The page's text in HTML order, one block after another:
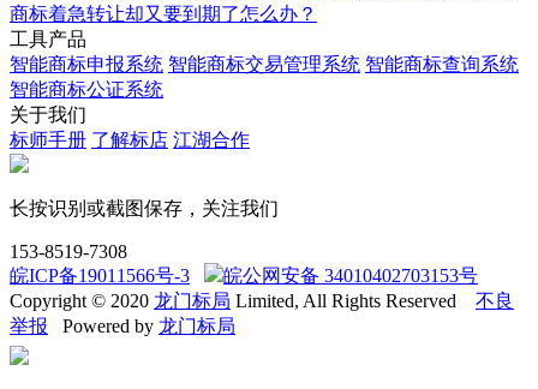
商标着急转让却又要到期了怎么办？
工具产品
智能商标申报系统 智能商标交易管理系统 智能商标查询系统
智能商标公证系统
关于我们
标师手册 了解标店 江湖合作
长按识别或截图保存，关注我们
153-8519-7308
皖ICP备19011566号-3
皖公网安备 34010402703153号
Copyright © 2020 龙门标局 Limited, All Rights Reserved 不良
举报 Powered by 龙门标局